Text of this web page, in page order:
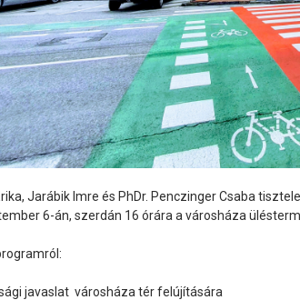
Jarábik Imre és PhDr. Penczinger Csaba
6-án, szerdán 16 órára a városháza
javaslat városháza tér felújítására